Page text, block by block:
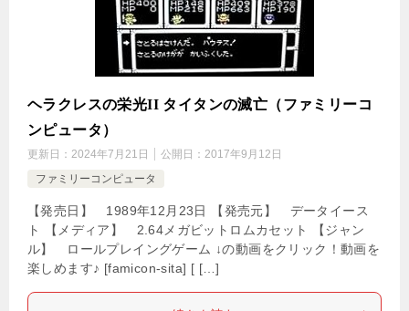
ヘラクレスの栄光II タイタンの滅亡（ファミリーコ
ンピュータ）
更新日： 2024年7月21日 公開日： 2017年9月12日
ファミリーコンピュータ
【発売日】 1989年12月23日 【発売元】 データイース
ト 【メディア】 2.64メガビットロムカセット 【ジャン
ル】 ロールプレイングゲーム ↓の動画をクリック！動画を
楽しめます♪ [famicon-sita] [ […]